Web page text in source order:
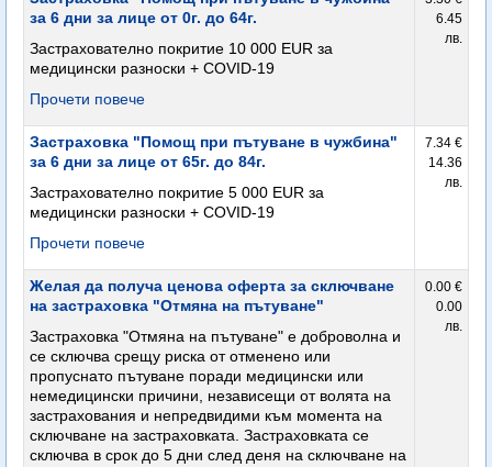
за 6 дни за лице от 0г. до 64г.
Застрахователно покритие 10 000 EUR за
медицински разноски + COVID-19
Прочети повече
6.45
лв.
Застраховка "Помощ при пътуване в чужбина"
за 6 дни за лице от 65г. до 84г.
Застрахователно покритие 5 000 EUR за
медицински разноски + COVID-19
Прочети повече
7.34 €
14.36
лв.
Желая да получа ценова оферта за сключване
на застраховка "Отмяна на пътуване"
Застраховка "Отмяна на пътуване" е доброволна и
се сключва срещу риска от отменено или
пропуснато пътуване поради медицински или
немедицински причини, независещи от волята на
застрахования и непредвидими към момента на
сключване на застраховката. Застраховката се
сключва в срок до 5 дни след деня на сключване на
0.00 €
0.00
лв.